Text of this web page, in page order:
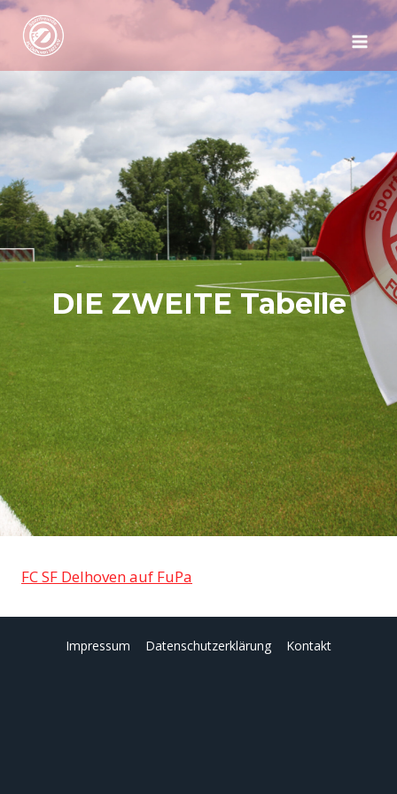
Zum
Inhalt
springen
DIE ZWEITE Tabelle
FC SF Delhoven auf FuPa
Impressum Datenschutzerklärung Kontakt